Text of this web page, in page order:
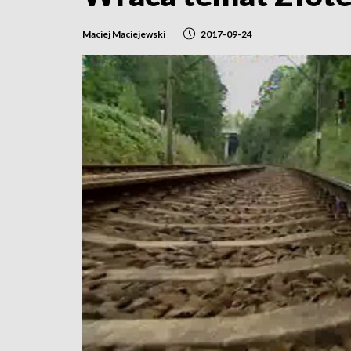
Maciej Maciejewski 2017-09-24